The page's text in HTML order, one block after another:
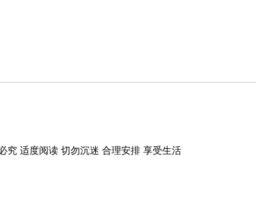
究 适度阅读 切勿沉迷 合理安排 享受生活